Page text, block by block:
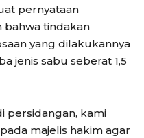
pernyataan
bahwa tindakan
yang dilakukannya
jenis sabu seberat 1,5
persidangan, kami
majelis hakim agar